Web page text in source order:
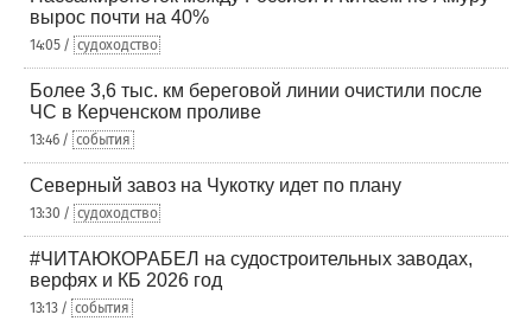
вырос почти на 40%
14:05 / судоходство
Более 3,6 тыс. км береговой линии очистили после
ЧС в Керченском проливе
13:46 / события
Северный завоз на Чукотку идет по плану
13:30 / судоходство
#ЧИТАЮКОРАБЕЛ на судостроительных заводах,
верфях и КБ 2026 год
13:13 / события